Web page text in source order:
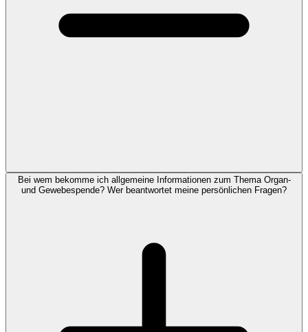
Bei wem bekomme ich allgemeine Informationen zum Thema Organ-
und Gewebespende? Wer beantwortet meine persönlichen Fragen?